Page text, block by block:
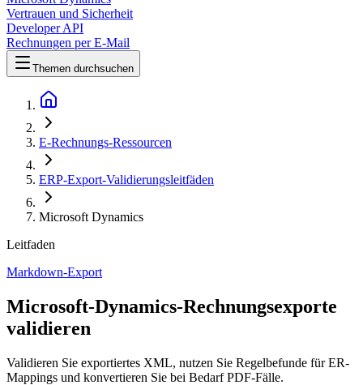
Vertrauen und Sicherheit
Developer API
Rechnungen per E-Mail
Themen durchsuchen
E-Rechnungs-Ressourcen
ERP-Export-Validierungsleitfäden
Microsoft Dynamics
Leitfaden
Markdown-Export
Microsoft-Dynamics-Rechnungsexporte
validieren
Validieren Sie exportiertes XML, nutzen Sie Regelbefunde für ER-
Mappings und konvertieren Sie bei Bedarf PDF-Fälle.